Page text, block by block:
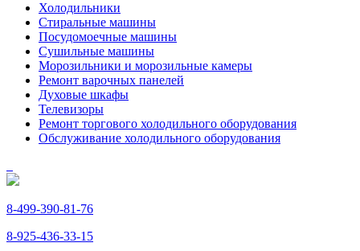
Холодильники
Стиральные машины
Посудомоечные машины
Сушильные машины
Морозильники и морозильные камеры
Ремонт варочных панелей
Духовые шкафы
Телевизоры
Ремонт торгового холодильного оборудования
Обслуживание холодильного оборудования
8-499-390-81-76
8-925-436-33-15